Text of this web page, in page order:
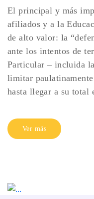
El principal y más
afiliados y a la
de alto valor: la
ante los intentos de
Particular – incluida
limitar
hasta llegar a su total
Ver más